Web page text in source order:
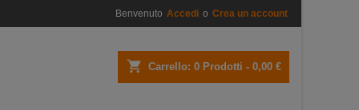
Benvenuto Accedi o Crea un account
shopping_cart Carrello: 0 Prodotti - 0,00 €